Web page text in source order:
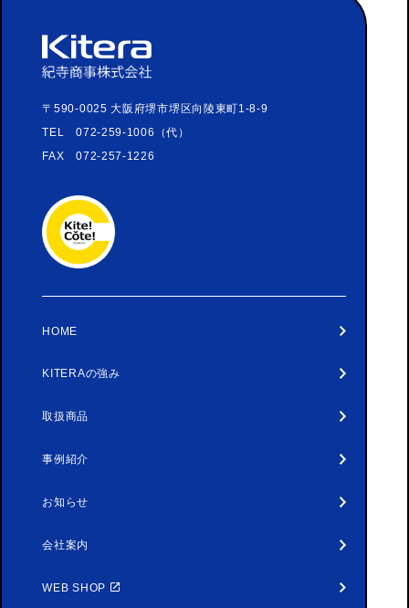
〒590-0025 大阪府堺市堺区向陵東町1-8-9
TEL 072-259-1006（代）
FAX 072-257-1226
HOME
KITERAの強み
取扱商品
事例紹介
お知らせ
会社案内
WEB SHOP